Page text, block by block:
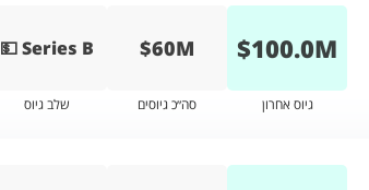
M
100.0
$
גיוס אחרון
$60M
סה״כ גיוסים
💵 Series B
שלב גיוס